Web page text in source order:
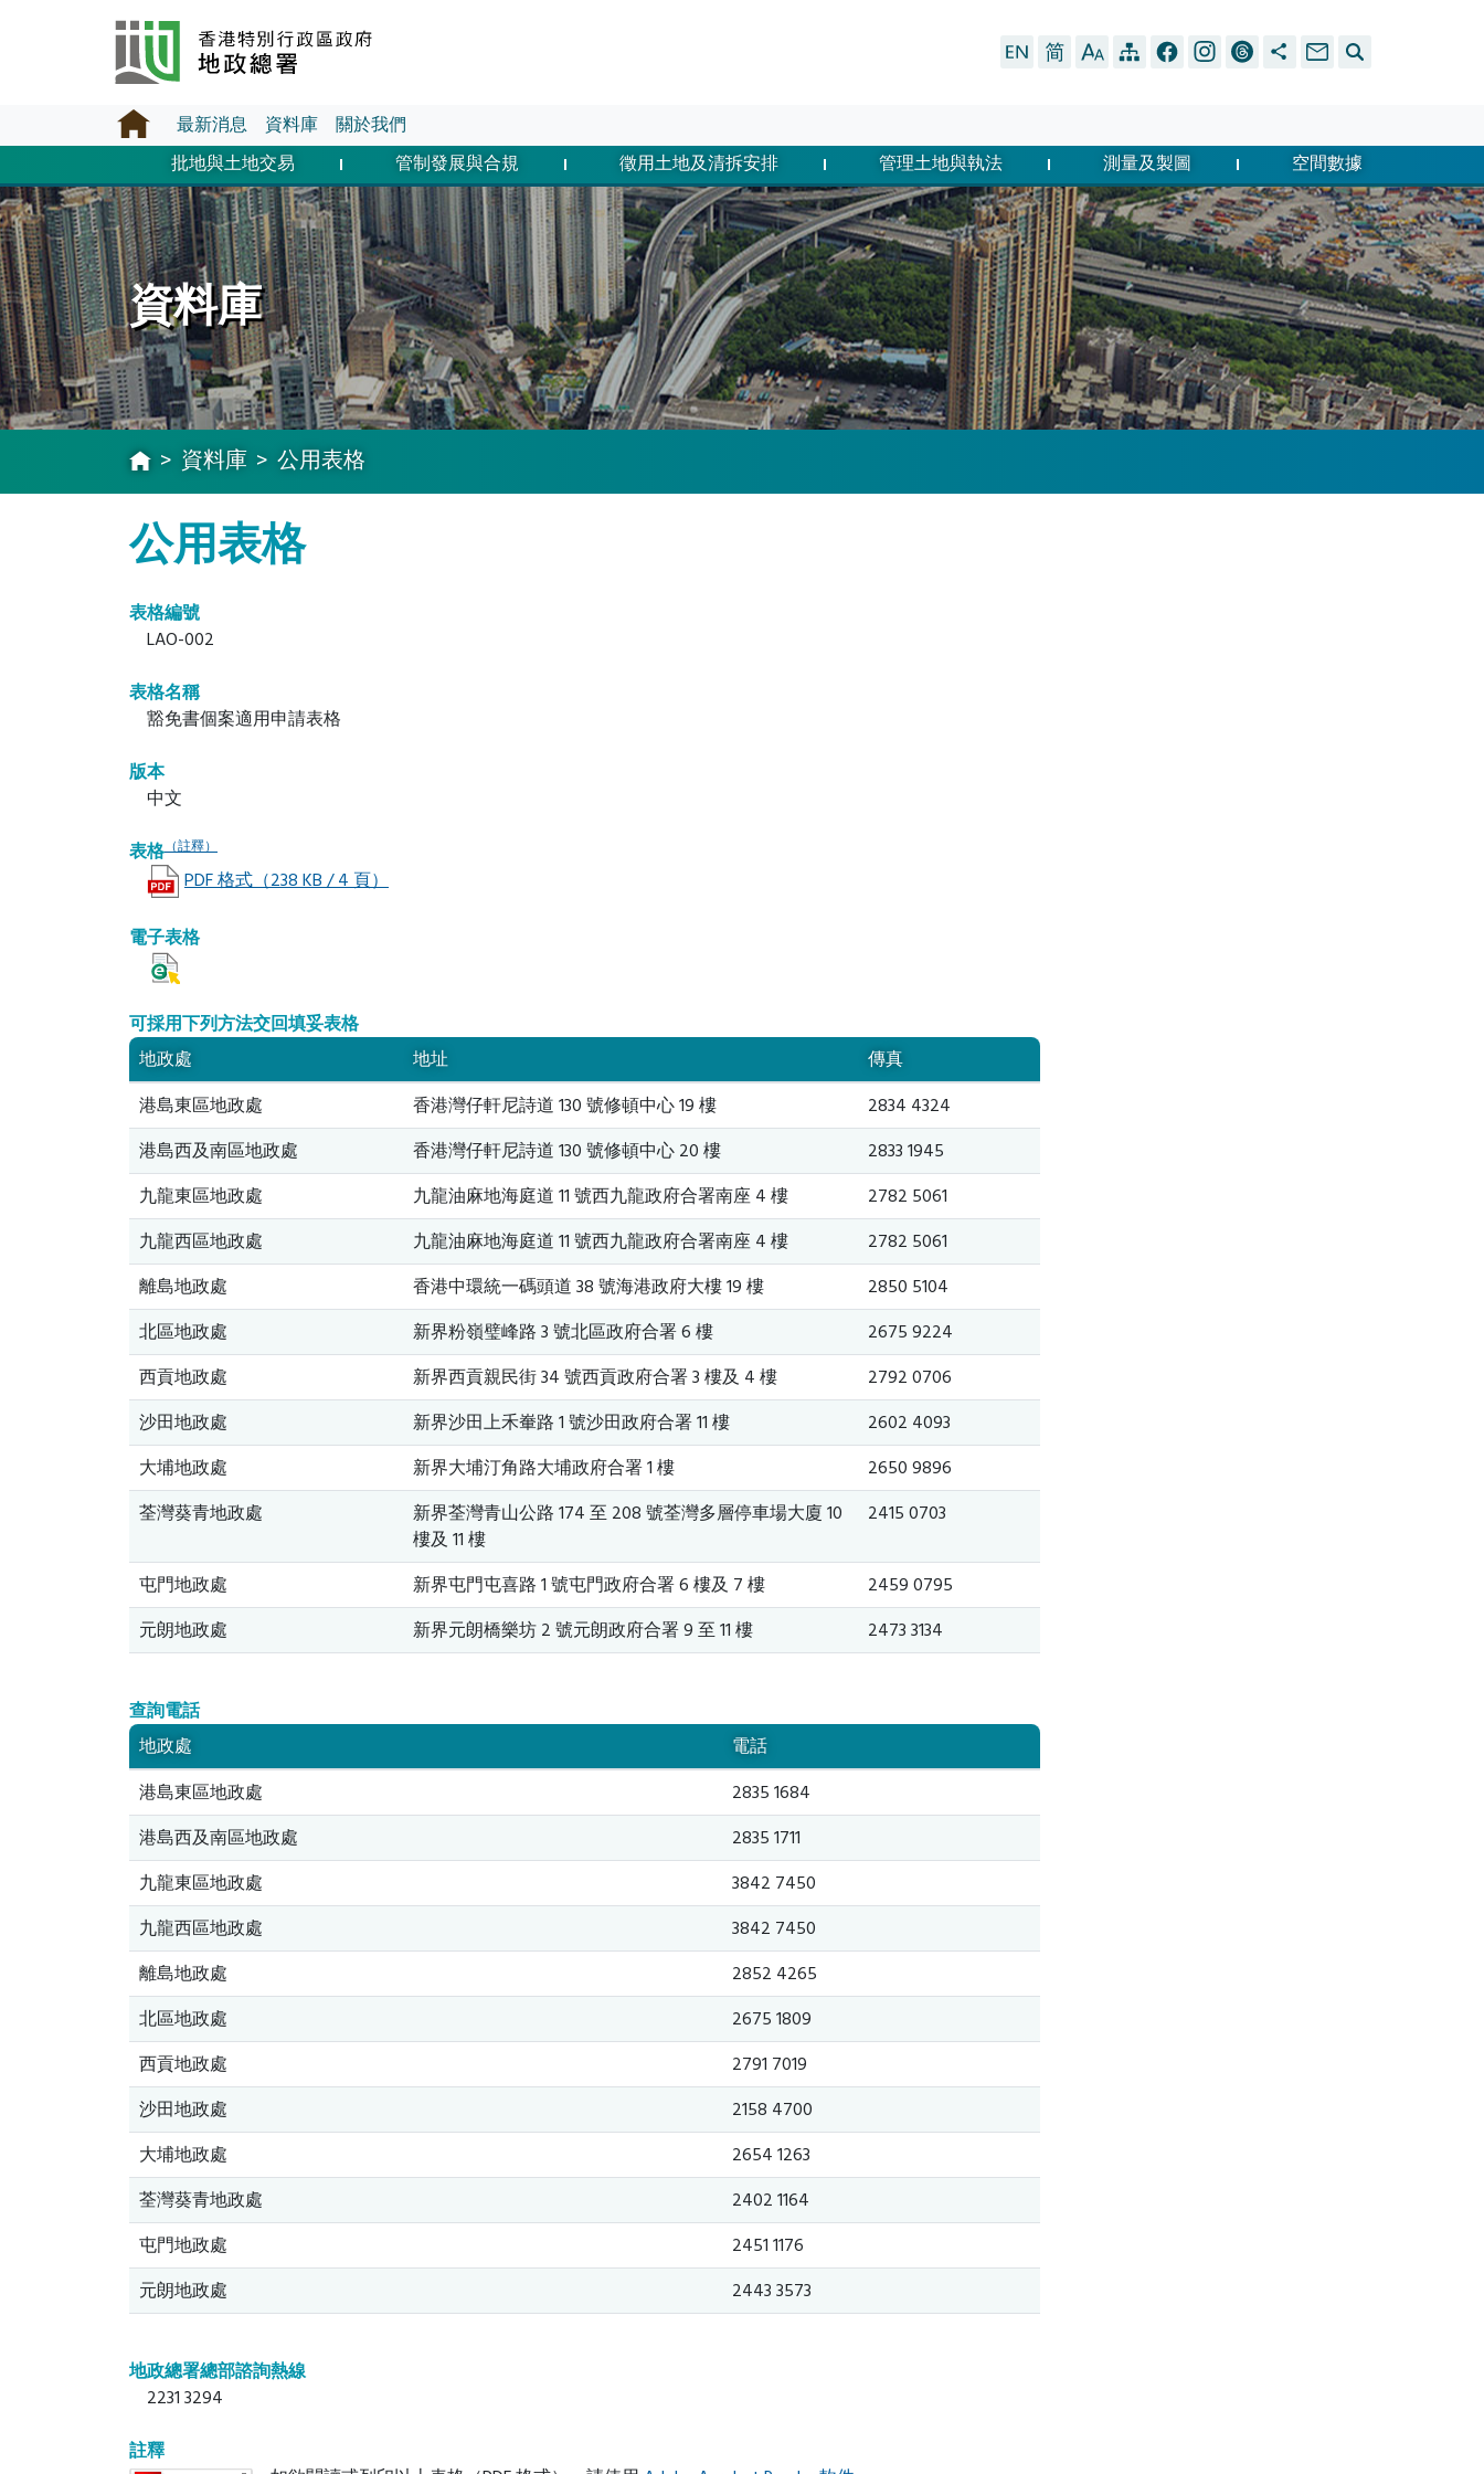
最新消息 資料庫
關於我們
批地與土地交易
管制發展與合規 徵用土地及清拆安排 管理土地與執法 測量及製圖 空間數據
資料庫
資料庫 公用表格
公用表格
表格編號
LAO-002
表格名稱
豁免書個案適用申請表格
版本
中文
表格 （註釋）
PDF 格式（238 KB / 4 頁）
電子表格
可採用下列方法交回填妥表格
地政處
地址
傳真
港島東區地政處
香港灣仔軒尼詩道 130 號修頓中心 19 樓
2834 4324
港島西及南區地政處
香港灣仔軒尼詩道 130 號修頓中心 20 樓
2833 1945
九龍東區地政處
九龍油麻地海庭道 11 號西九龍政府合署南座 4 樓
2782 5061
九龍西區地政處
九龍油麻地海庭道 11 號西九龍政府合署南座 4 樓
2782 5061
離島地政處
香港中環統一碼頭道 38 號海港政府大樓 19 樓
2850 5104
北區地政處
新界粉嶺璧峰路 3 號北區政府合署 6 樓
2675 9224
西貢地政處
新界西貢親民街 34 號西貢政府合署 3 樓及 4 樓
2792 0706
沙田地政處
新界沙田上禾輋路 1 號沙田政府合署 11 樓
2602 4093
大埔地政處
新界大埔汀角路大埔政府合署 1 樓
2650 9896
荃灣葵青地政處
新界荃灣青山公路 174 至 208 號荃灣多層停車場大廈 10
樓及 11 樓
2415 0703
屯門地政處 新界屯門屯喜路 1 號屯門政府合署 6 樓及 7 樓
2459 0795
元朗地政處
新界元朗橋樂坊 2 號元朗政府合署 9 至 11 樓 2473 3134
查詢電話
地政處
電話
港島東區地政處
2835 1684
港島西及南區地政處
2835 1711
九龍東區地政處
3842 7450
九龍西區地政處
3842 7450
離島地政處
2852 4265
北區地政處
2675 1809
西貢地政處
2791 7019
沙田地政處
2158 4700
大埔地政處
2654 1263
荃灣葵青地政處
2402 1164
屯門地政處
2451 1176
元朗地政處
2443 3573
地政總署總部諮詢熱線
2231 3294
註釋